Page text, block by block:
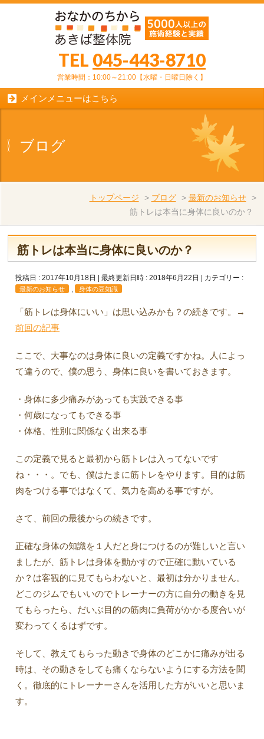
TEL 045-443-8710
営業時間：10:00～21:00【水曜・日曜日除く】
メインメニューはこちら
ブログ
トップページ > ブログ > 最新のお知らせ >
筋トレは本当に身体に良いのか？
筋トレは本当に身体に良いのか？
投稿日 : 2017年10月18日 最終更新日時 : 2018年6月22日 カテゴリー :
最新のお知らせ 身体の豆知識
「筋トレは身体にいい」は思い込みかも？の続きです。→
前回の記事
ここで、大事なのは身体に良いの定義ですかね。人によっ
て違うので、僕の思う、身体に良いを書いておきます。
・身体に多少痛みがあっても実践できる事
・何歳になってもできる事
・体格、性別に関係なく出来る事
この定義で見ると最初から筋トレは入ってないです
ね・・・。でも、僕はたまに筋トレをやります。目的は筋
肉をつける事ではなくて、気力を高める事ですが。
さて、前回の最後からの続きです。
正確な身体の知識を１人だと身につけるのが難しいと言い
ましたが、筋トレは身体を動かすので正確に動いている
か？は客観的に見てもらわないと、最初は分かりません。
どこのジムでもいいのでトレーナーの方に自分の動きを見
てもらったら、だいぶ目的の筋肉に負荷がかかる度合いが
変わってくるはずです。
そして、教えてもらった動きで身体のどこかに痛みが出る
時は、その動きをしても痛くならないようにする方法を聞
く。徹底的にトレーナーさんを活用した方がいいと思いま
す。